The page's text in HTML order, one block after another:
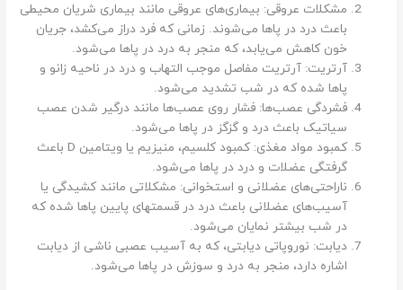
مشکلات عروقی: بیماری‌های عروقی مانند بیماری شریان محیطی
باعث درد در پاها می‌شوند. زمانی که فرد دراز می‌کشد، جریان
خون کاهش می‌یابد، که منجر به درد در پاها می‌شود.
آرتریت: آرتریت مفاصل موجب التهاب و درد در ناحیه زانو و
پاها شده که در شب تشدید می‌شود.
فشردگی عصب‌ها: فشار روی عصب‌ها مانند درگیر شدن عصب
سیاتیک باعث درد و گزگز در پاها می‌شود.
کمبود مواد مغذی: کمبود کلسیم، منیزیم یا ویتامین D باعث
گرفتگی عضلات و درد در پاها می‌شود.
ناراحتی‌های عضلانی و استخوانی: مشکلاتی مانند کشیدگی یا
آسیب‌های عضلانی باعث درد در قسمتهای پایین پاها شده که
در شب بیشتر نمایان می‌شود.
دیابت: نوروپاتی دیابتی، که به آسیب عصبی ناشی از دیابت
اشاره دارد، منجر به درد و سوزش در پاها می‌شود.